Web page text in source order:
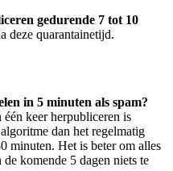
gedurende 7 tot 10
deze quarantainetijd.
in 5 minuten als spam?
keer herpubliceren is
dan het regelmatig
minuten. Het is beter om alles
komende 5 dagen niets te